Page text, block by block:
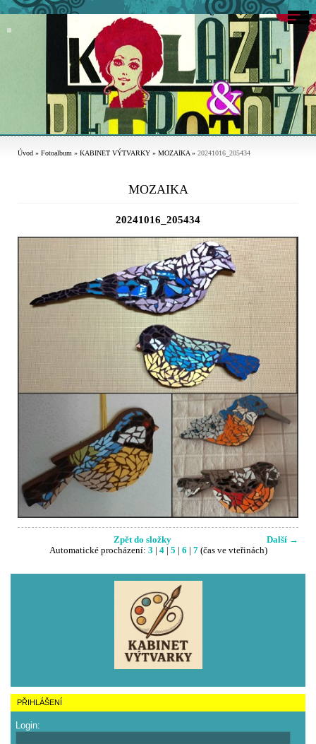
Úvod » Fotoalbum » KABINET VÝTVARKY » MOZAIKA» 20241016_205434
MOZAIKA
20241016_205434
Další →
Zpět do složky
Automatické procházení: 3 4| 5 6 7(čas ve vteřinách)
PŘIHLÁŠENÍ
Login: